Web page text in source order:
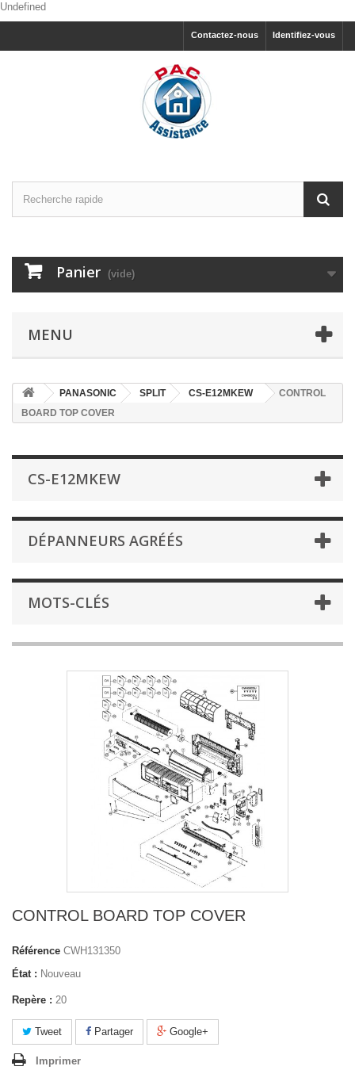
Undefined
Identifiez-vous
Contactez-nous
Panier (vide)
MENU
PANASONIC SPLIT CS-E12MKEW
CONTROL
BOARD TOP COVER
CS-E12MKEW
DÉPANNEURS AGRÉÉS
MOTS-CLÉS
CONTROL BOARD TOP COVER
Référence CWH131350
État : Nouveau
Repère : 20
Tweet Partager Google+
Imprimer